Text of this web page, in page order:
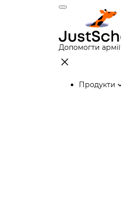
Допомогти армії
Продукти